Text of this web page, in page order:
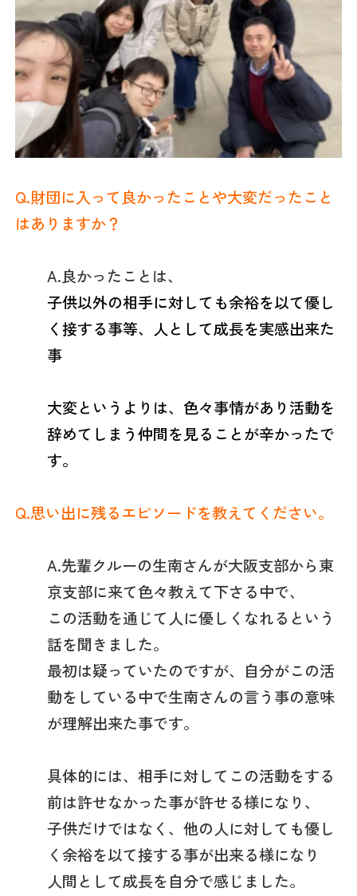
Q.財団に入って良かったことや大変だったこと
はありますか？
A.良かったことは、
子供以外の相手に対しても余裕を以て優し
く接する事等、人として成長を実感出来た
事
大変というよりは、色々事情があり活動を
辞めてしまう仲間を見ることが辛かったで
す。
Q.思い出に残るエピソードを教えてください。
A.先輩クルーの生南さんが大阪支部から東
京支部に来て色々教えて下さる中で、
この活動を通じて人に優しくなれるという
話を聞きました。
最初は疑っていたのですが、自分がこの活
動をしている中で生南さんの言う事の意味
が理解出来た事です。
具体的には、相手に対してこの活動をする
前は許せなかった事が許せる様になり、
子供だけではなく、他の人に対しても優し
く余裕を以て接する事が出来る様になり
人間として成長を自分で感じました。